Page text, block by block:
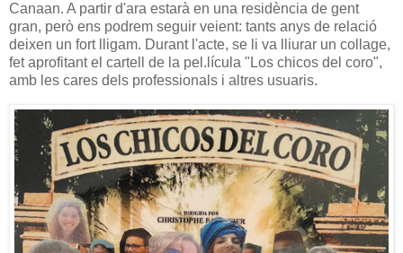
Canaan. A partir d'ara estarà en una residència de gent
gran, però ens podrem seguir veient: tants anys de relació
deixen un fort lligam. Durant l'acte, se li va lliurar un collage,
fet aprofitant el cartell de la pel.lícula "Los chicos del coro",
amb les cares dels professionals i altres usuaris.